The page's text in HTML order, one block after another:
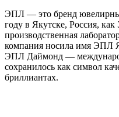
ЭПЛ — это бренд
году в Якутске, Россия,
производственная
компания носила имя ЭПЛ
ЭПЛ Даймонд —
сохранилось как символ
бриллиантах.